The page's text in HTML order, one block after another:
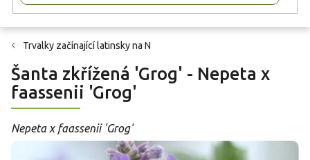
Trvalky začínající latinsky na N
Šanta zkřížená 'Grog' - Nepeta x
faassenii 'Grog'
Nepeta x faassenii 'Grog'